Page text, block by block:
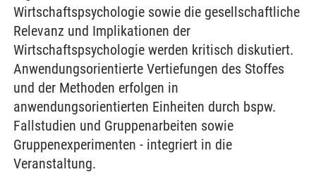
Wirtschaftspsychologie sowie die gesellschaftliche
Relevanz und Implikationen der
Wirtschaftspsychologie werden kritisch diskutiert.
Anwendungsorientierte Vertiefungen des Stoffes
und der Methoden erfolgen in
anwendungsorientierten Einheiten durch bspw.
Fallstudien und Gruppenarbeiten sowie
Gruppenexperimenten - integriert in die
Veranstaltung.